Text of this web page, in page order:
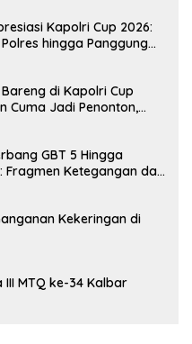
Kapolri Cup 2026:
hingga Panggung
di Kapolri Cup
Cuma Jadi Penonton,
GBT 5 Hingga
Fragmen Ketegangan dan
Kekeringan di
MTQ ke-34 Kalbar